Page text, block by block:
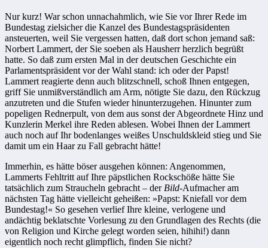
Nur kurz! War schon unnachahmlich, wie Sie vor Ihrer Rede im
Bundestag zielsicher die Kanzel des Bundestagspräsidenten
ansteuerten, weil Sie vergessen hatten, daß dort schon jemand saß:
Norbert Lammert, der Sie soeben als Hausherr herzlich begrüßt
hatte. So daß zum ersten Mal in der deutschen Geschichte ein
Parlamentspräsident vor der Wahl stand: ich oder der Papst!
Lammert reagierte denn auch blitzschnell, schoß Ihnen entgegen,
griff Sie unmißverständlich am Arm, nötigte Sie dazu, den Rückzug
anzutreten und die Stufen wieder hinunterzugehen. Hinunter zum
popeligen Rednerpult, von dem aus sonst der Abgeordnete Hinz und
Kunzlerin Merkel ihre Reden ablesen. Wobei Ihnen der Lammert
auch noch auf Ihr bodenlanges weißes Unschuldskleid stieg und Sie
damit um ein Haar zu Fall gebracht hätte!
Immerhin, es hätte böser ausgehen können: Angenommen,
Lammerts Fehltritt auf Ihre päpstlichen Rockschöße hätte Sie
tatsächlich zum Straucheln gebracht – der Bild-Aufmacher am
nächsten Tag hätte vielleicht geheißen: »Papst: Kniefall vor dem
Bundestag!« So gesehen verlief Ihre kleine, verlogene und
andächtig beklatschte Vorlesung zu den Grundlagen des Rechts (die
von Religion und Kirche gelegt worden seien, hihihi!) dann
eigentlich noch recht glimpflich, finden Sie nicht?